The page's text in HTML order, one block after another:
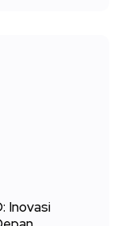
Inovasi